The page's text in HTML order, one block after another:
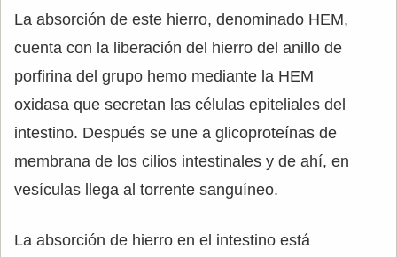
La absorción de este hierro, denominado HEM,
cuenta con la liberación del hierro del anillo de
porfirina del grupo hemo mediante la HEM
oxidasa que secretan las células epiteliales del
intestino. Después se une a glicoproteínas de
membrana de los cilios intestinales y de ahí, en
vesículas llega al torrente sanguíneo.
La absorción de hierro en el intestino está